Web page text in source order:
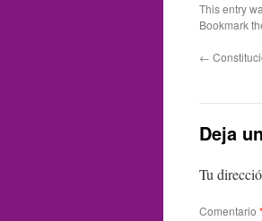
This entry
Bookmark
←
Deja
Tu
Comentario